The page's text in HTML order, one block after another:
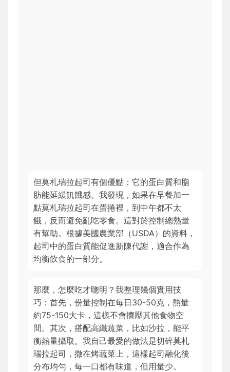
但莫札瑞拉起司有個優點：它的蛋白質和脂
肪能延緩飢餓感。我發現，如果在早餐加一
點莫札瑞拉起司在蛋捲裡，到中午都不太
餓，反而避免亂吃零食。這對於控制總熱量
有幫助。根據美國農業部（USDA）的資料，
起司中的蛋白質能促進新陳代謝，適合作為
均衡飲食的一部分。
那麼，怎麼吃才聰明？我整理幾個實用技
巧：首先，份量控制在每日30-50克，熱量
約75-150大卡，這樣不會擠壓其他食物空
間。其次，搭配高纖蔬菜，比如沙拉，能平
衡熱量攝取。我自己最愛的做法是切碎莫札
瑞拉起司，撒在烤蔬菜上，這樣起司融化後
分布均勻，每一口都有味道，但用量少。